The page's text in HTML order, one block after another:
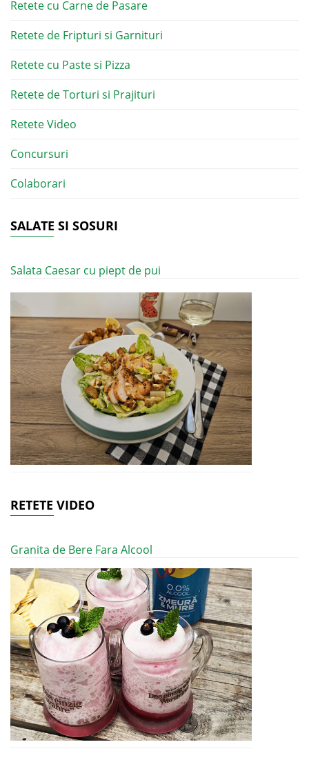
Retete cu Carne de Pasare
Retete de Fripturi si Garnituri
Retete cu Paste si Pizza
Retete de Torturi si Prajituri
Retete Video
Concursuri
Colaborari
SALATE SI SOSURI
Salata Caesar cu piept de pui
RETETE VIDEO
Granita de Bere Fara Alcool